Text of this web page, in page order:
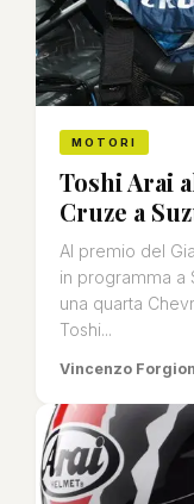
MOTORI
Toshi Arai
Cruze a
Al premio del
in programma a
una quarta
Toshi...
Vincenzo